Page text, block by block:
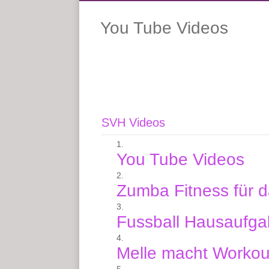
You Tube Videos
SVH Videos
You Tube Videos
Zumba Fitness für
Fussball
Melle macht